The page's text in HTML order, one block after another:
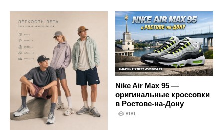
Nike Air Max 95 —
оригинальные кроссовки
в Ростове-на-Дону
8181